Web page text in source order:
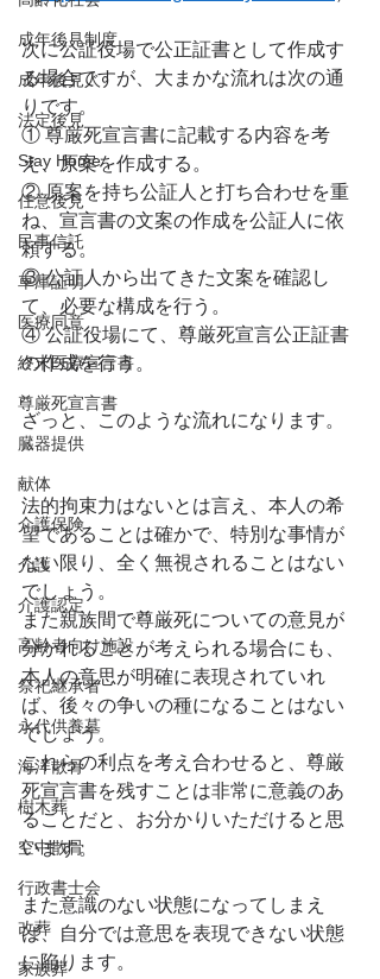
成年後見制度
成年後見人
法定後見
Stay Home
任意後見
民事信託
車庫証明
医療同意
終末医療宣言書
尊厳死宣言書
臓器提供
献体
介護保険
介護
介護認定
高齢者向け施設
祭祀継承者
永代供養墓
海洋散骨
樹木葬
空中散骨
行政書士会
改葬
家族葬
次に公証役場で公正証書として作成す
る場合ですが、大まかな流れは次の通
りです。
① 尊厳死宣言書に記載する内容を考
え、原案を作成する。
② 原案を持ち公証人と打ち合わせを重
ね、宣言書の文案の作成を公証人に依
頼する。
③ 公証人から出てきた文案を確認し
て、必要な構成を行う。
④ 公証役場にて、尊厳死宣言公正証書
の作成を行う。
ざっと、このような流れになります。
法的拘束力はないとは言え、本人の希
望であることは確かで、特別な事情が
ない限り、全く無視されることはない
でしょう。
また親族間で尊厳死についての意見が
分かれることが考えられる場合にも、
本人の意思が明確に表現されていれ
ば、後々の争いの種になることはない
でしょう。
これらの利点を考え合わせると、尊厳
死宣言書を残すことは非常に意義のあ
ることだと、お分かりいただけると思
います。
また意識のない状態になってしまえ
ば、自分では意思を表現できない状態
に陥ります。